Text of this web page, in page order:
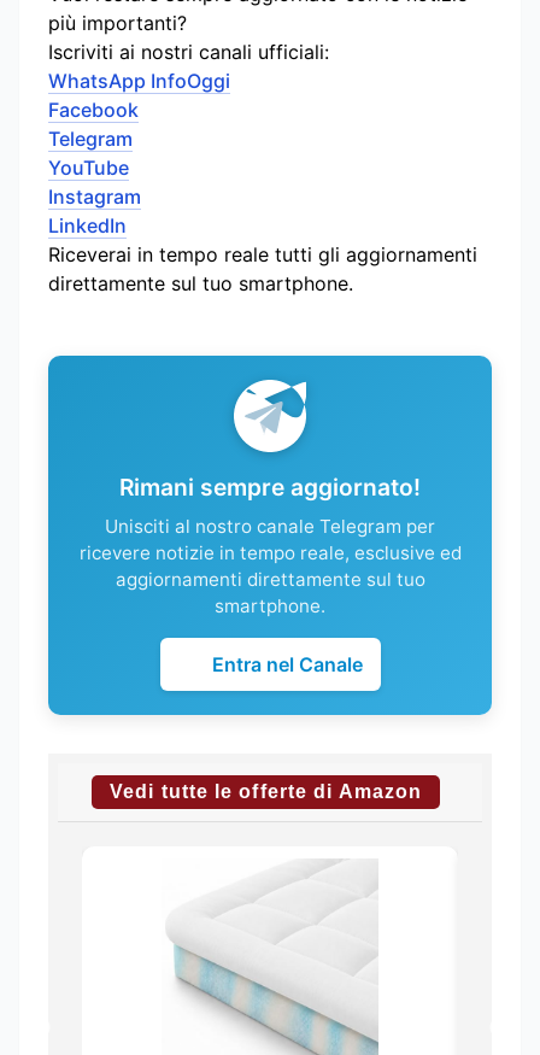
più importanti?
Iscriviti ai nostri canali ufficiali:
WhatsApp InfoOggi
Facebook
Telegram
YouTube
Instagram
LinkedIn
Riceverai in tempo reale tutti gli aggiornamenti
direttamente sul tuo smartphone.
Rimani sempre aggiornato!
Unisciti al nostro canale Telegram per
ricevere notizie in tempo reale, esclusive ed
aggiornamenti direttamente sul tuo
smartphone.
Entra nel Canale